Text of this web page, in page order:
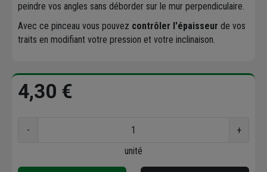
peindre vos angles sans déborder sur le mur perpendiculaire.
Avec ce pinceau vous pouvez contrôler l'épaisseur de vos
traits en modifiant votre pression et votre inclinaison.
4,30 €
-
+
unité